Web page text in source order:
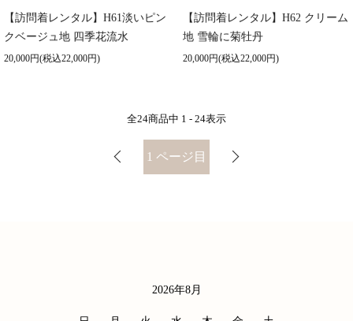
【訪問着レンタル】H61淡いピン
クベージュ地 四季花流水
20,000円(税込22,000円)
【訪問着レンタル】H62 クリーム
地 雪輪に菊牡丹
20,000円(税込22,000円)
全24商品中 1 - 24表示
1 ページ目
2026年8月